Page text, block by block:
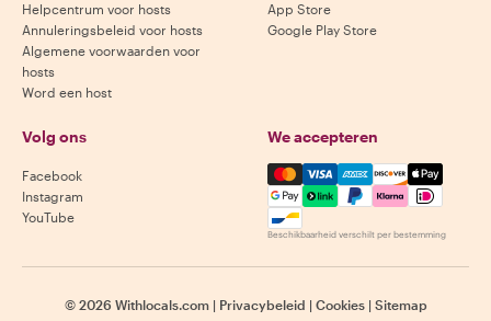
Helpcentrum voor hosts
Annuleringsbeleid voor hosts
Algemene voorwaarden voor
hosts
Word een host
App Store
Google Play Store
Volg ons
Facebook
Instagram
YouTube
We accepteren
Mastercard, Visa, Amex,
Beschikbaarheid verschilt per bestemming
© 2026 Withlocals.com | Privacybeleid | Cookies | Sitemap